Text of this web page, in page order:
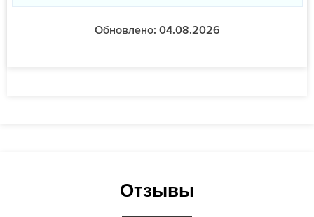
Обновлено: 04.08.2026
Отзывы